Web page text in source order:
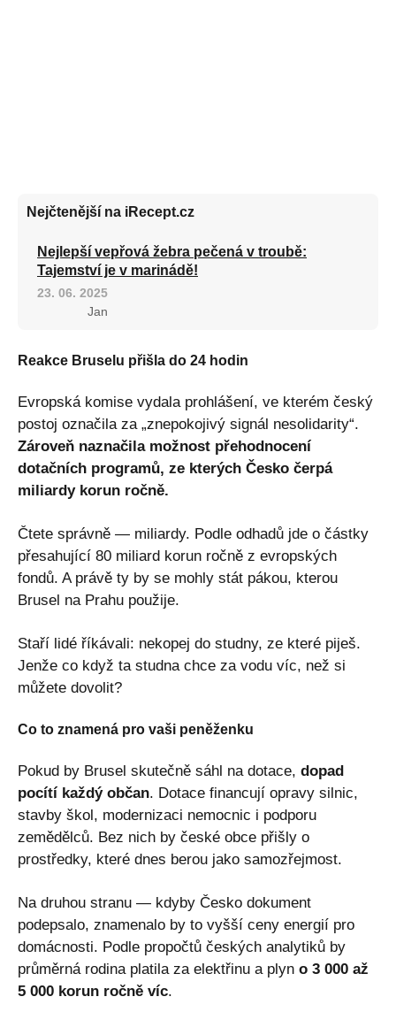
Nejčtenější na iRecept.cz
Nejlepší vepřová žebra pečená v troubě:
Tajemství je v marinádě!
23. 06. 2025
Jan
Reakce Bruselu přišla do 24 hodin
Evropská komise vydala prohlášení, ve kterém český
postoj označila za „znepokojivý signál nesolidarity“.
Zároveň naznačila možnost přehodnocení
dotačních programů, ze kterých Česko čerpá
miliardy korun ročně.
Čtete správně — miliardy. Podle odhadů jde o částky
přesahující 80 miliard korun ročně z evropských
fondů. A právě ty by se mohly stát pákou, kterou
Brusel na Prahu použije.
Staří lidé říkávali: nekopej do studny, ze které piješ.
Jenže co když ta studna chce za vodu víc, než si
můžete dovolit?
Co to znamená pro vaši peněženku
Pokud by Brusel skutečně sáhl na dotace, dopad
pocítí každý občan. Dotace financují opravy silnic,
stavby škol, modernizaci nemocnic i podporu
zemědělců. Bez nich by české obce přišly o
prostředky, které dnes berou jako samozřejmost.
Na druhou stranu — kdyby Česko dokument
podepsalo, znamenalo by to vyšší ceny energií pro
domácnosti. Podle propočtů českých analytiků by
průměrná rodina platila za elektřinu a plyn o 3 000 až
5 000 korun ročně víc.